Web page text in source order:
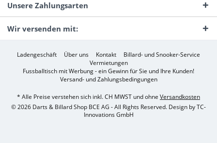
Unsere Zahlungsarten
Wir versenden mit:
Ladengeschäft Über uns Kontakt
Billard- und Snooker-Service
Vermietungen
Fussballtisch mit Werbung - ein Gewinn für Sie und Ihre Kunden!
Versand- und Zahlungsbedingungen
* Alle Preise verstehen sich inkl. CH MWST und ohne Versandkosten
© 2026 Darts & Billard Shop BCE AG - All Rights Reserved. Design byTC-
Innovations GmbH